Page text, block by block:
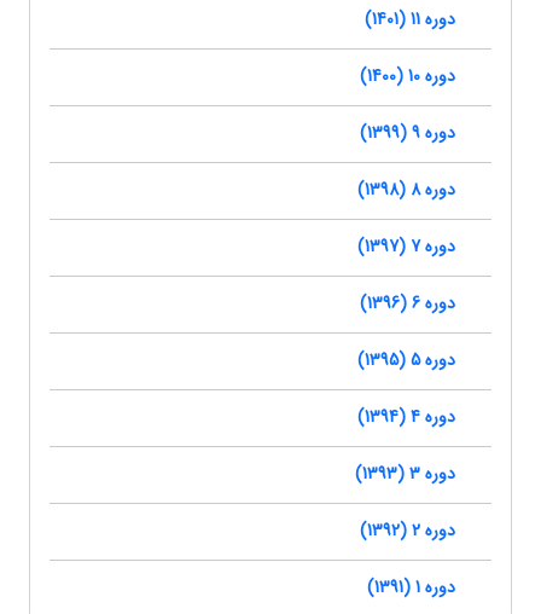
دوره 11 (1401)
دوره 10 (1400)
دوره 9 (1399)
دوره 8 (1398)
دوره 7 (1397)
دوره 6 (1396)
دوره 5 (1395)
دوره 4 (1394)
دوره 3 (1393)
دوره 2 (1392)
دوره 1 (1391)